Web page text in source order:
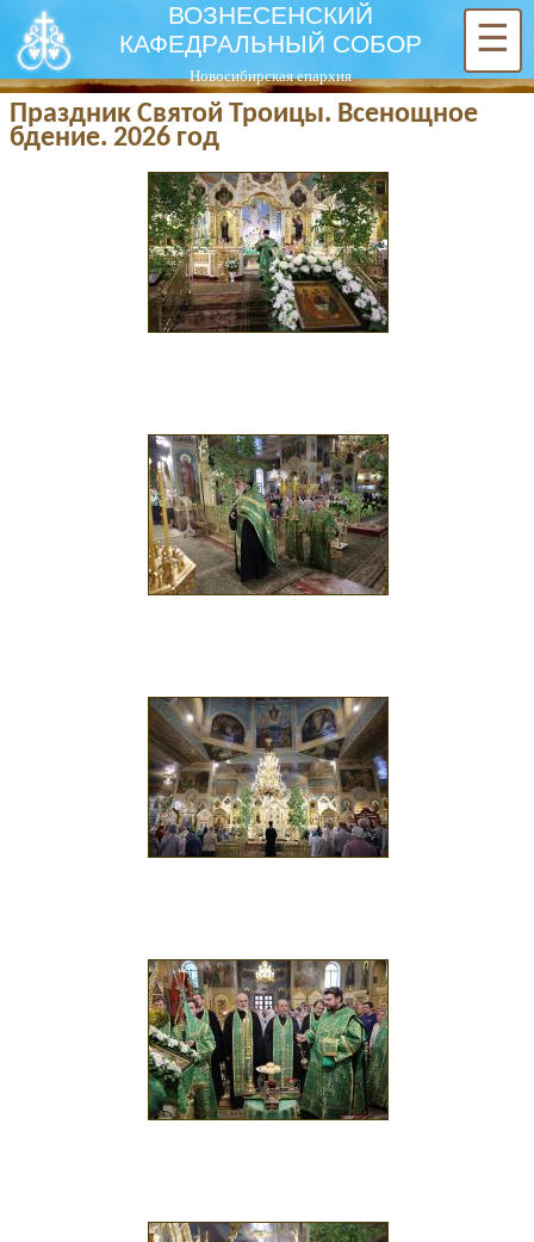
ВОЗНЕСЕНСКИЙ
КАФЕДРАЛЬНЫЙ СОБОР
Новосибирская епархия
☰
Праздник Святой Троицы. Всенощное
бдение. 2026 год